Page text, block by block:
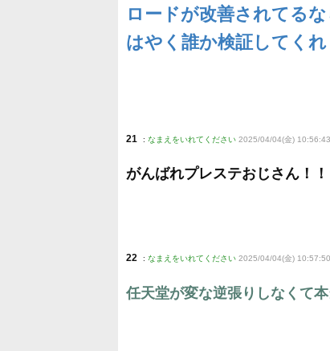
ロードが改善されてる
はやく誰か検証してくれ
21 : なまえをいれてください 2025/04/04(金)
がんばれプレステおじさん！！
22 : なまえをいれてください 2025/04/04(金)
任天堂が変な逆張りしなくて